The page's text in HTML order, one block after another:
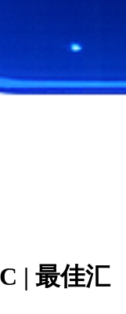
| 最佳汇